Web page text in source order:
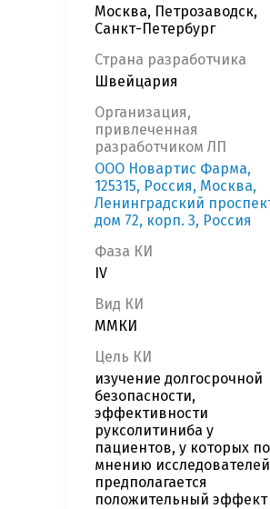
Москва, Петрозаводск,
Санкт-Петербург
Страна разработчика
Швейцария
Организация,
привлеченная
разработчиком ЛП
OOO Новартис Фарма,
125315, Россия, Москва,
Ленинградский
дом 72, корп. 3, Россия
Фаза КИ
IV
Вид КИ
ММКИ
Цель КИ
изучение долгосрочной
безопасности,
эффективности
руксолитиниба у
пациентов, у которых по
мнению исследователей
предполагается
положительный эффект